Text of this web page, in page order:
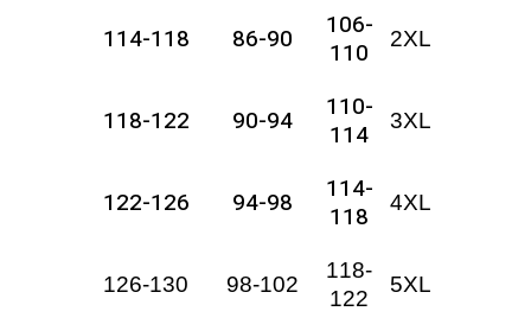
2XL
106-
110
86-90
114-118
3XL
110-
114
90-94
118-122
4XL
114-
118
94-98
122-126
5XL
118-
122
98-102
126-130